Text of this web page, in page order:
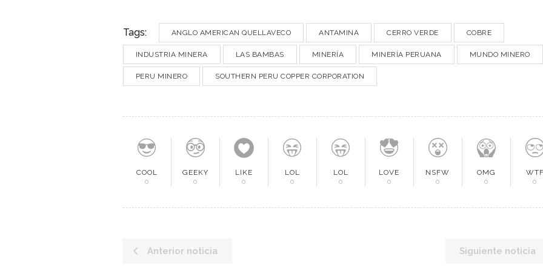
Tags: ANGLO AMERICAN QUELLAVECO ANTAMINA CERRO VERDE COBRE
INDUSTRIA MINERA LAS BAMBAS MINERÍA MINERÍA PERUANA MUNDO MINERO
PERU MINERO SOUTHERN PERU COPPER CORPORATION
COOL
0
GEEKY
0
LIKE
0
LOL
0
LOL
0
LOVE
0
NSFW
0
OMG
0
0
Anterior noticia Siguiente noticia